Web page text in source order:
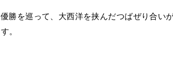
勝を巡って、大西洋を挟んだつばぜり合い
。